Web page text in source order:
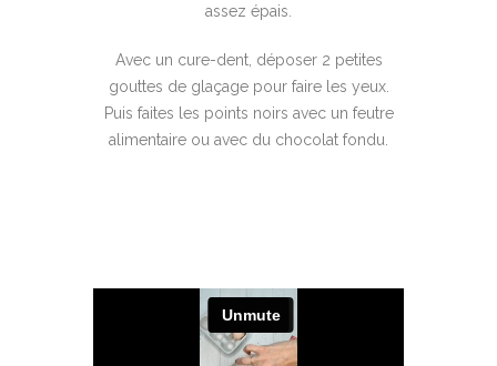
assez épais.
Avec un cure-dent, déposer 2 petites
gouttes de glaçage pour faire les yeux.
Puis faites les points noirs avec un feutre
alimentaire ou avec du chocolat fondu.